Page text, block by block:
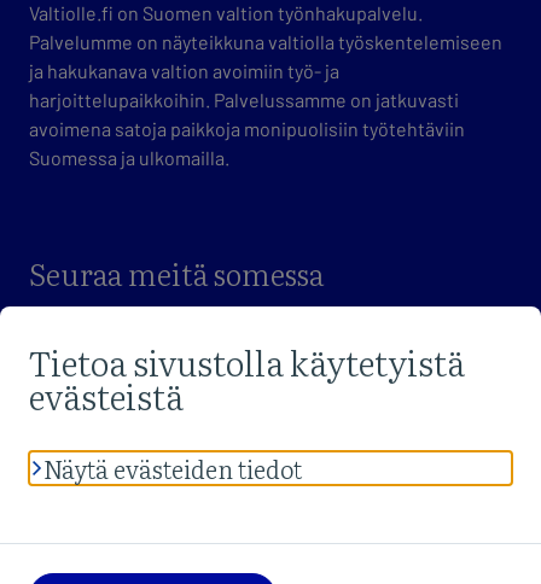
Valtiolle.fi on Suomen valtion työnhakupalvelu.
Palvelumme on näyteikkuna valtiolla työskentelemiseen
ja hakukanava valtion avoimiin työ- ja
harjoittelupaikkoihin. Palvelussamme on jatkuvasti
avoimena satoja paikkoja monipuolisiin työtehtäviin
Suomessa ja ulkomailla.
Seuraa meitä somessa
Lue palveluntietosuojaselosteetsekä
Annapalautettasivustosta tai saavutettavuudesta.